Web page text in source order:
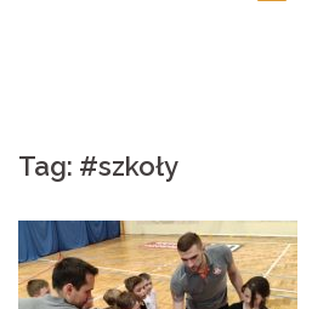
Tag: #szkoły